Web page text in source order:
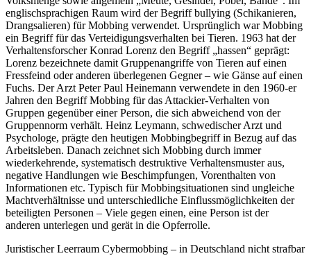
englischsprachigen Raum wird der Begriff bullying (Schikanieren,
Drangsalieren) für Mobbing verwendet. Ursprünglich war Mobbing
ein Begriff für das Verteidigungsverhalten bei Tieren. 1963 hat der
Verhaltensforscher Konrad Lorenz den Begriff „hassen“ geprägt:
Lorenz bezeichnete damit Gruppenangriffe von Tieren auf einen
Fressfeind oder anderen überlegenen Gegner – wie Gänse auf einen
Fuchs. Der Arzt Peter Paul Heinemann verwendete in den 1960-er
Jahren den Begriff Mobbing für das Attackier-Verhalten von
Gruppen gegenüber einer Person, die sich abweichend von der
Gruppennorm verhält. Heinz Leymann, schwedischer Arzt und
Psychologe, prägte den heutigen Mobbingbegriff in Bezug auf das
Arbeitsleben. Danach zeichnet sich Mobbing durch immer
wiederkehrende, systematisch destruktive Verhaltensmuster aus,
negative Handlungen wie Beschimpfungen, Vorenthalten von
Informationen etc. Typisch für Mobbingsituationen sind ungleiche
Machtverhältnisse und unterschiedliche Einflussmöglichkeiten der
beteiligten Personen – Viele gegen einen, eine Person ist der
anderen unterlegen und gerät in die Opferrolle.
Juristischer Leerraum Cybermobbing – in Deutschland nicht strafbar